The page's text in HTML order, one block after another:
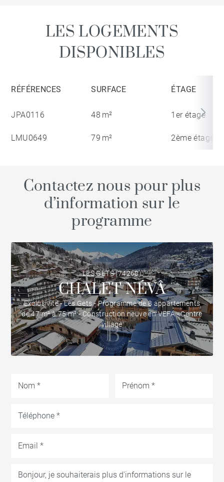
LES LOGEMENTS
DISPONIBLES
RÉFÉRENCES SURFACE ÉTAGE
JPA0116 48 m² 1er étage
LMU0649 79 m² 2ème étage
Contactez nous pour plus
d’information sur le
programme
LES GETS (74260)
CHALET NÉVÂ
Exclusivité - Les Gets - Programme de 8 appartements
de 47 m² à 75 m² - Construction neuve en VEFA - Centre
village